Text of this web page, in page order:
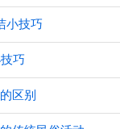
小技巧
巧
区别